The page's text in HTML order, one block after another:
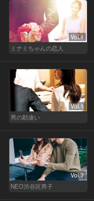
Vol.1
ミナミちゃんの恋人
Vol.1
男の勘違い
Vol.7
NEO渋谷区男子